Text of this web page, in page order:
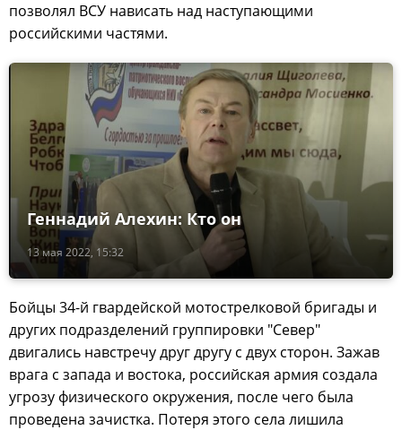
позволял ВСУ нависать над наступающими
российскими частями.
13 мая 2022, 15:32
Геннадий Алехин: Кто он
Бойцы 34-й гвардейской мотострелковой бригады и
других подразделений группировки "Север"
двигались навстречу друг другу с двух сторон. Зажав
врага с запада и востока, российская армия создала
угрозу физического окружения, после чего была
проведена зачистка. Потеря этого села лишила